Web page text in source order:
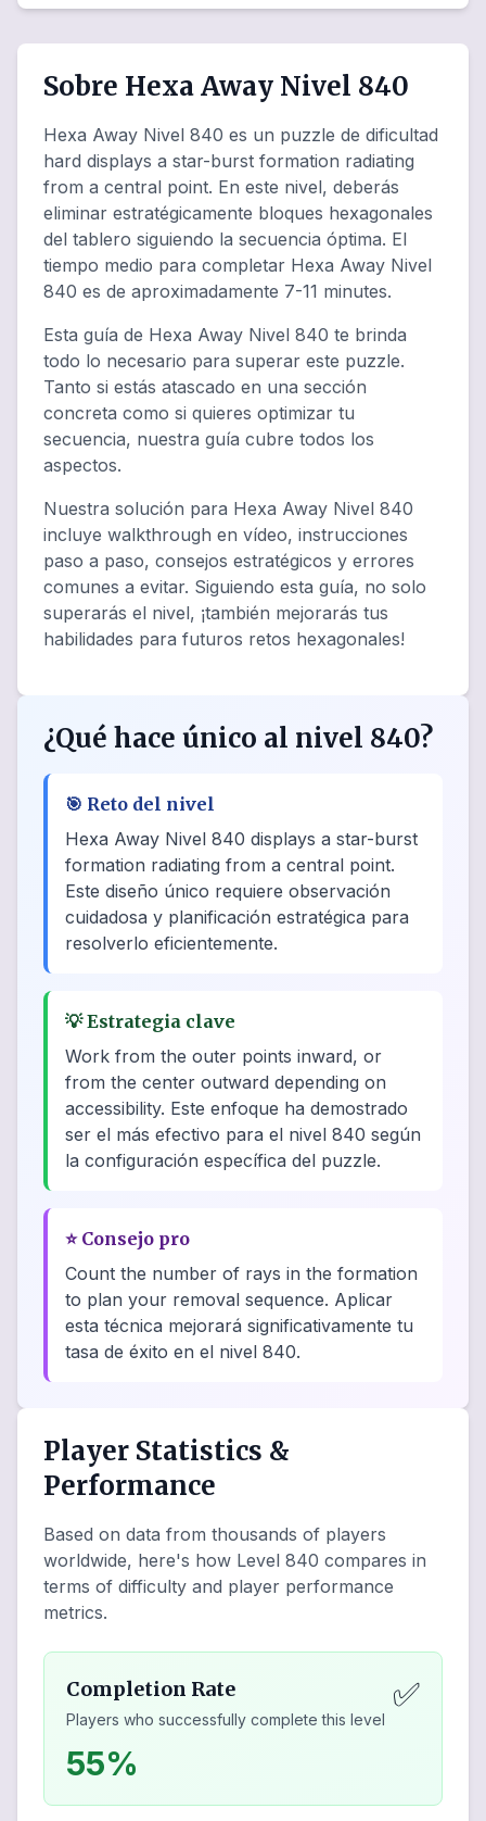
Sobre Hexa Away Nivel 840
Hexa Away Nivel 840 es un puzzle de dificultad
hard displays a star-burst formation radiating
from a central point. En este nivel, deberás
eliminar estratégicamente bloques hexagonales
del tablero siguiendo la secuencia óptima. El
tiempo medio para completar Hexa Away Nivel
840 es de aproximadamente 7-11 minutes.
Esta guía de Hexa Away Nivel 840 te brinda
todo lo necesario para superar este puzzle.
Tanto si estás atascado en una sección
concreta como si quieres optimizar tu
secuencia, nuestra guía cubre todos los
aspectos.
Nuestra solución para Hexa Away Nivel 840
incluye walkthrough en vídeo, instrucciones
paso a paso, consejos estratégicos y errores
comunes a evitar. Siguiendo esta guía, no solo
superarás el nivel, ¡también mejorarás tus
habilidades para futuros retos hexagonales!
¿Qué hace único al nivel 840?
🎯 Reto del nivel
Hexa Away Nivel 840 displays a star-burst
formation radiating from a central point.
Este diseño único requiere observación
cuidadosa y planificación estratégica para
resolverlo eficientemente.
💡Estrategia clave
Work from the outer points inward, or
from the center outward depending on
accessibility. Este enfoque ha demostrado
ser el más efectivo para el nivel 840 según
la configuración específica del puzzle.
⭐ Consejo pro
Count the number of rays in the formation
to plan your removal sequence. Aplicar
esta técnica mejorará significativamente tu
tasa de éxito en el nivel 840.
Player Statistics &
Performance
Based on data from thousands of players
worldwide, here's how Level 840 compares in
terms of difficulty and player performance
metrics.
Completion Rate
Players who successfully complete this level
✅
55%